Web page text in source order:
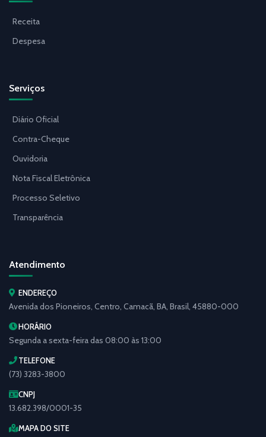
Receita
Despesa
Serviços
Diário Oficial
Contra-Cheque
Ouvidoria
Nota Fiscal Eletrônica
Processo Seletivo
Transparência
Atendimento
ENDEREÇO
Avenida dos Pioneiros, Centro, Camacã, BA, Brasil, 45880-000
HORÁRIO
Segunda a sexta-feira das 08:00 às 13:00
TELEFONE
(73) 3283-3800
CNPJ
13.682.398/0001-35
MAPA DO SITE